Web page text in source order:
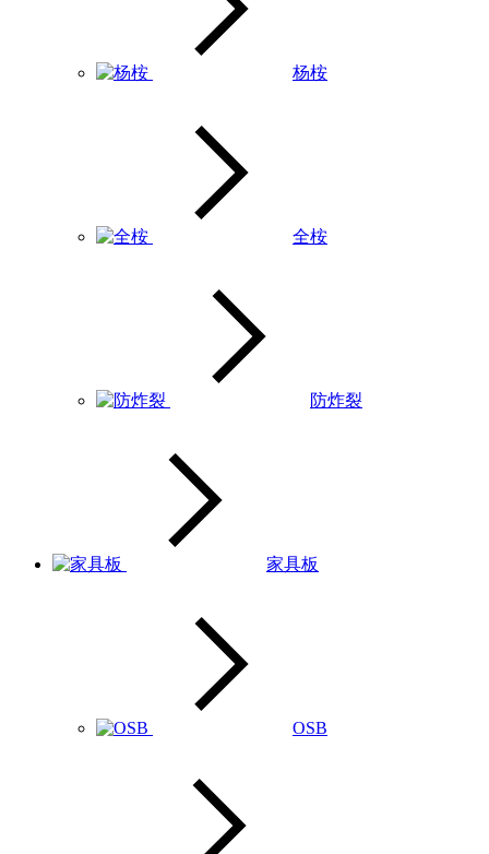
杨桉
全桉
防炸裂
家具板
OSB